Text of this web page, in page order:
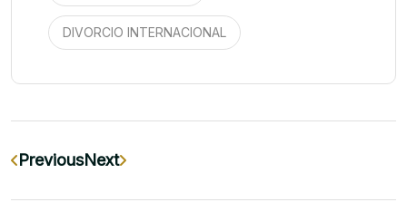
DIVORCIO INTERNACIONAL
PreviousNext